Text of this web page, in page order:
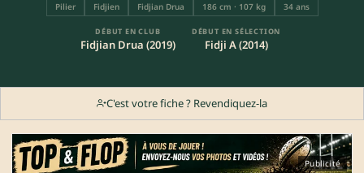
Pilier Fidjien Fidjian Drua 186 cm · 107 kg 34 ans
DÉBUT EN CLUB
Fidjian Drua (2019)
DÉBUT EN SÉLECTION
Fidji A (2014)
C'est votre fiche ? Revendiquez-la
Publicité